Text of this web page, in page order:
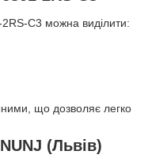
C3 можна виділити:
що дозволяє легко
(Львів)